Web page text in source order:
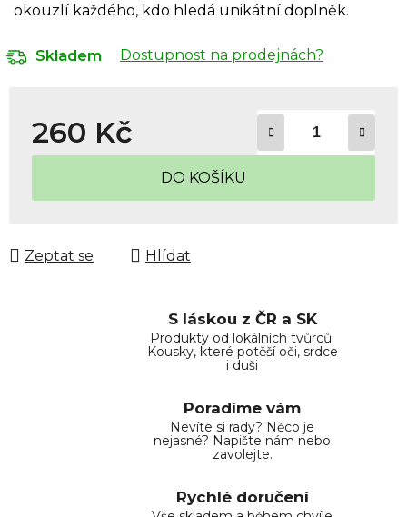
okouzlí každého, kdo hledá unikátní doplněk.
Skladem Dostupnost na prodejnách?
260 Kč
Měrná cena:
DO KOŠÍKU
Zeptat se Hlídat
S láskou z ČR a SK
Produkty od lokálních tvůrců.
Kousky, které potěší oči, srdce
i duši
Poradíme vám
Nevíte si rady? Něco je
nejasné? Napište nám nebo
zavolejte.
Rychlé doručení